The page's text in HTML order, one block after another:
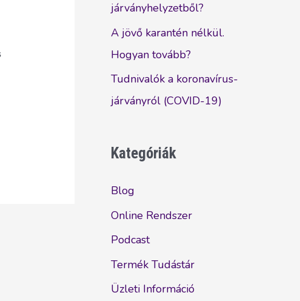
járványhelyzetből?
A jövő karantén nélkül.
Hogyan tovább?
Tudnivalók a koronavírus-
járványról (COVID-19)
Kategóriák
Blog
Online Rendszer
Podcast
Termék Tudástár
Üzleti Információ